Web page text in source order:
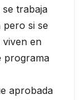
trabaja
pero si se
viven en
programa
aprobada